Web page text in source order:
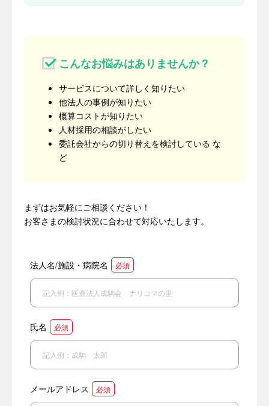
こんなお悩みはありませんか？
サービスについて詳しく知りたい
他法人の事例が知りたい
概算コストが知りたい
人材採用の相談がしたい
委託会社からの切り替えを検討している な
ど
まずはお気軽にご相談ください！
お客さまの検討状況に合わせて対応いたします。
法人名/施設・病院名 必須
氏名 必須
メールアドレス 必須